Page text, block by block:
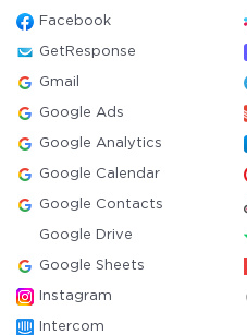
Facebook
GetResponse
Gmail
Google Ads
Google Analytics
Google Calendar
Google Contacts
Google Drive
Google Sheets
Instagram
Intercom